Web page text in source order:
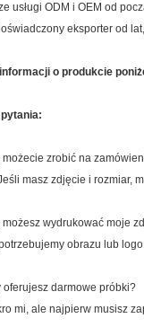
usługi ODM i OEM od
eksporter od
o produkcie
możecie zrobić na
masz zdjęcie i rozmiar,
możesz wydrukować moje
obrazu lub
oferujesz darmowe próbki?
mi, ale najpierw musisz